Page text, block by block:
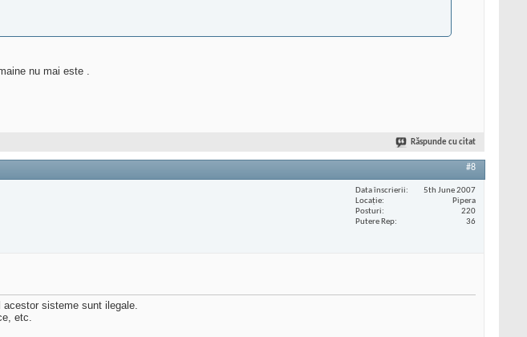
nu mai este .
Răspunde cu citat
#8
Data înscrierii
5th June 2007
Locaţie
Pipera
Posturi
220
Putere Rep
36
sisteme sunt ilegale.
etc.